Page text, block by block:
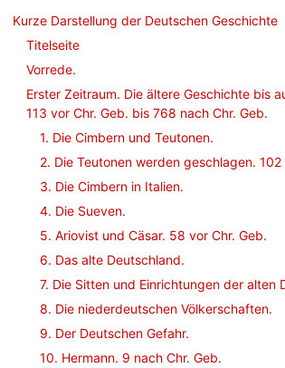
Kurze Darstellung der Deutschen Geschichte
Titelseite
Vorrede.
Erster Zeitraum. Die ältere Geschichte bis
113 vor Chr. Geb. bis 768 nach Chr. Geb.
1. Die Cimbern und Teutonen.
2. Die Teutonen werden geschlagen. 102
3. Die Cimbern in Italien.
4. Die Sueven.
5. Ariovist und Cäsar. 58 vor Chr. Geb.
6. Das alte Deutschland.
7. Die Sitten und Einrichtungen der alten
8. Die niederdeutschen Völkerschaften.
9. Der Deutschen Gefahr.
10. Hermann. 9 nach Chr. Geb.